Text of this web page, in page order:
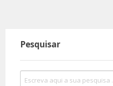
Pesquisar